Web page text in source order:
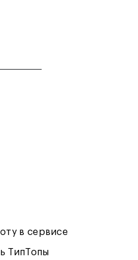
в сервисе
ТипТопы